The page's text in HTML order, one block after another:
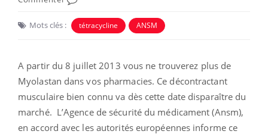
Mots clés : tétracycline ANSM
A partir du 8 juillet 2013 vous ne trouverez plus de
Myolastan dans vos pharmacies. Ce décontractant
musculaire bien connu va dès cette date disparaître du
marché. L’Agence de sécurité du médicament (Ansm),
en accord avec les autorités européennes informe ce